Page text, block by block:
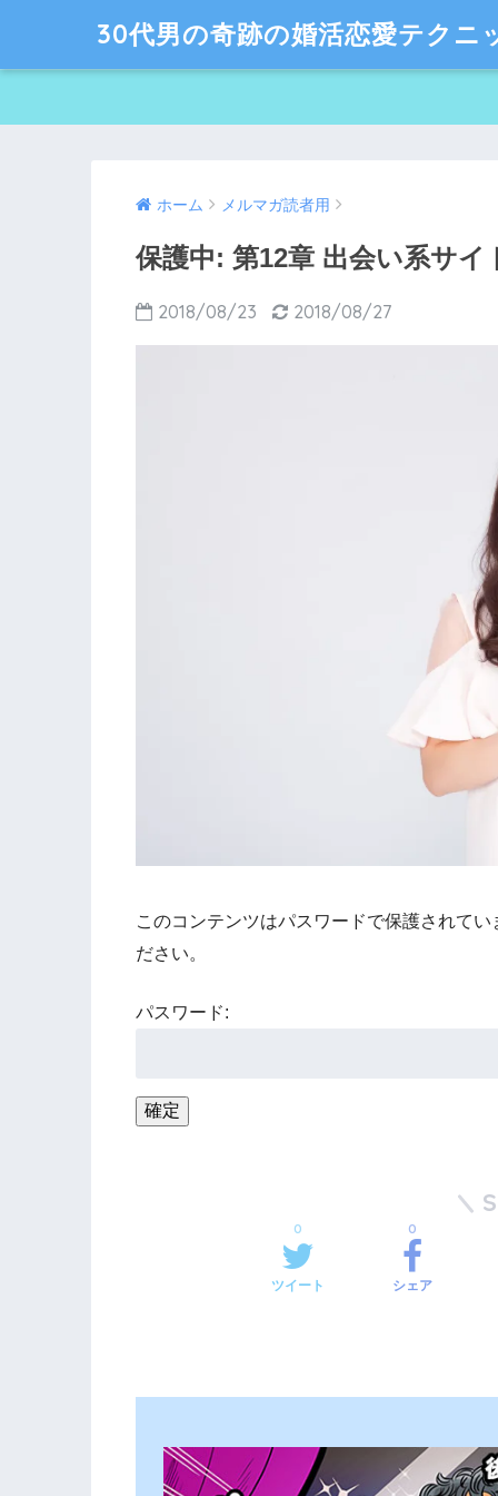
30代男の奇跡の婚活恋愛テクニ
ホーム メルマガ読者用
保護中: 第12章 出会い系サイ
2018/08/23 2018/08/27
このコンテンツはパスワードで保護されて
ださい。
パスワード:
ツイート
0
シェア
0